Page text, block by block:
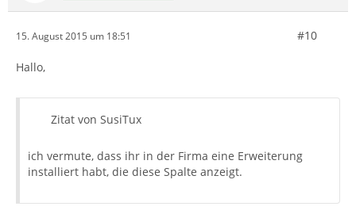
15. August 2015 um 18:51 #10
Hallo,
Zitat von SusiTux
ich vermute, dass ihr in der Firma eine Erweiterung
installiert habt, die diese Spalte anzeigt.